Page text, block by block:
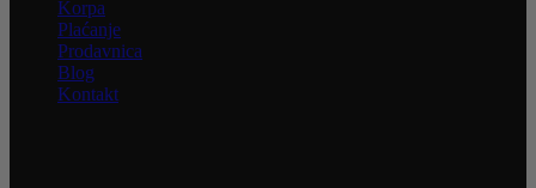
Korpa
Plaćanje
Prodavnica
Blog
Kontakt